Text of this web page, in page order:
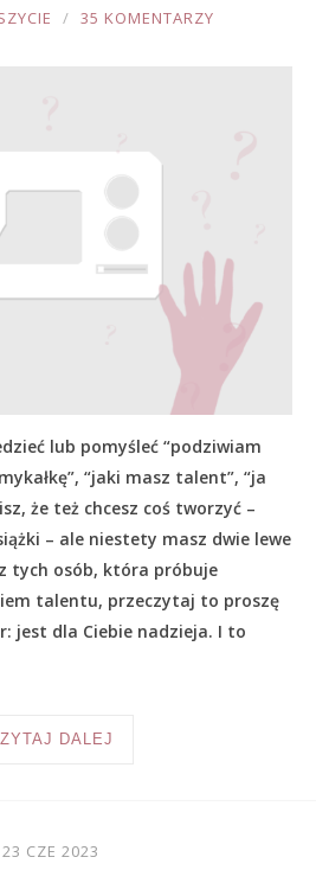
35 KOMENTARZY
lub pomyśleć “podziwiam
“jaki masz talent”, “ja
że też chcesz coś tworzyć –
– ale niestety masz dwie lewe
tych osób, która próbuje
talentu, przeczytaj to proszę
jest dla Ciebie nadzieja. I to
DALEJ
23 CZE 2023